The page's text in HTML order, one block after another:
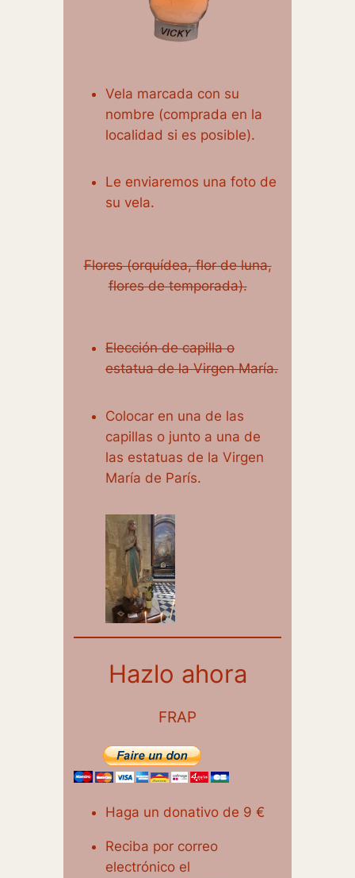
Vela marcada con su
nombre (comprada en la
localidad si es posible).
Le enviaremos una foto de
su vela.
Flores (orquídea, flor de luna,
flores de temporada).
Elección de capilla o
estatua de la Virgen María.
Colocar en una de las
capillas o junto a una de
las estatuas de la Virgen
María de París.
Hazlo ahora
FRAP
Haga un donativo de 9 €
Reciba por correo
electrónico el